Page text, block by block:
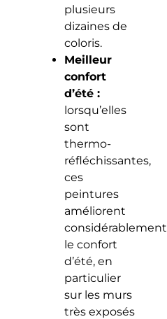
plusieurs
dizaines de
coloris.
Meilleur
confort
d’été :
lorsqu’elles
sont
thermo-
réfléchissantes,
ces
peintures
améliorent
considérablement
le confort
d’été, en
particulier
sur les murs
très exposés